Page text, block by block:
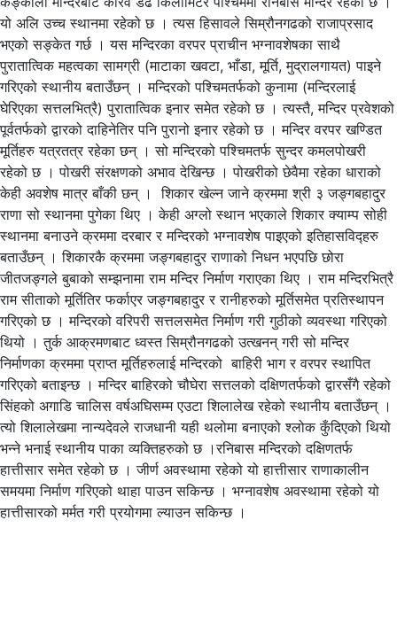
यो अलि उच्च स्थानमा रहेको छ । त्यस हिसावले सिम्रौनगढको राजाप्रसाद
भएको सङ्केत गर्छ । यस मन्दिरका वरपर प्राचीन भग्नावशेषका साथै
पुरातात्विक महत्वका सामग्री (माटाका खवटा, भाँडा, मूर्ति, मुद्रालगायत) पाइने
गरिएको स्थानीय बताउँछन् । मन्दिरको पश्चिमतर्फको कुनामा (मन्दिरलाई
घेरिएका सत्तलभित्रै) पुरातात्विक इनार समेत रहेको छ । त्यस्तै, मन्दिर प्रवेशको
पूर्वतर्फको द्वारको दाहिनेतिर पनि पुरानो इनार रहेको छ । मन्दिर वरपर खण्डित
मूर्तिहरु यत्रतत्र रहेका छन् । सो मन्दिरको पश्चिमतर्फ सुन्दर कमलपोखरी
रहेको छ । पोखरी संरक्षणको अभाव देखिन्छ । पोखरीको छेवैमा रहेका धाराको
केही अवशेष मात्र बाँकी छन् । शिकार खेल्न जाने क्रममा श्री ३ जङ्गबहादुर
राणा सो स्थानमा पुगेका थिए । केही अग्लो स्थान भएकाले शिकार क्याम्प सोही
स्थानमा बनाउने क्रममा दरबार र मन्दिरको भग्नावशेष पाइएको इतिहासविद्हरु
बताउँछन् । शिकारकै क्रममा जङ्गबहादुर राणाको निधन भएपछि छोरा
जीतजङ्गले बुबाको सम्झनामा राम मन्दिर निर्माण गराएका थिए । राम मन्दिरभित्रै
राम सीताको मूर्तितिर फर्काएर जङ्गबहादुर र रानीहरुको मूर्तिसमेत प्रतिस्थापन
गरिएको छ । मन्दिरको वरिपरी सत्तलसमेत निर्माण गरी गुठीको व्यवस्था गरिएको
थियो । तुर्क आक्रमणबाट ध्वस्त सिम्रौनगढको उत्खनन् गरी सो मन्दिर
निर्माणका क्रममा प्राप्त मूर्तिहरुलाई मन्दिरको बाहिरी भाग र वरपर स्थापित
गरिएको बताइन्छ । मन्दिर बाहिरको चौघेरा सत्तलको दक्षिणतर्फको द्वारसँगै रहेको
सिंहको अगाडि चालिस वर्षअघिसम्म एउटा शिलालेख रहेको स्थानीय बताउँछन् ।
त्यो शिलालेखमा नान्यदेवले राजधानी यही थलोमा बनाएको श्लोक कुँदिएको थियो
भन्ने भनाई स्थानीय पाका व्यक्तिहरुको छ ।रनिबास मन्दिरको दक्षिणतर्फ
हात्तीसार समेत रहेको छ । जीर्ण अवस्थामा रहेको यो हात्तीसार राणाकालीन
समयमा निर्माण गरिएको थाहा पाउन सकिन्छ । भग्नावशेष अवस्थामा रहेको यो
हात्तीसारको मर्मत गरी प्रयोगमा ल्याउन सकिन्छ ।